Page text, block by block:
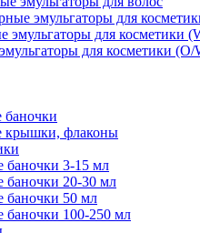
эмульгаторы для
эмульгаторы для косметики
для косметики (O/
флаконы
баночки 3-15 мл
баночки 20-30 мл
баночки 50 мл
баночки 100-250 мл